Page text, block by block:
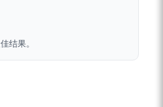
结果。